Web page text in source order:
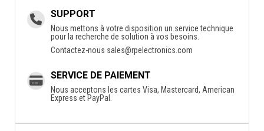
SUPPORT
Nous mettons à votre disposition un service technique
pour la recherche de solution à vos besoins.
Contactez-nous sales@rpelectronics.com
SERVICE DE PAIEMENT
Nous acceptons les cartes Visa, Mastercard, American
Express et PayPal.